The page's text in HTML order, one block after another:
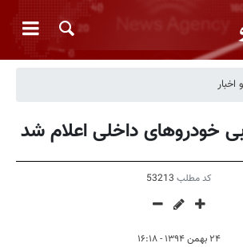
اخبار
خودروهای داخلی اعلام شد
کد مطلب 53213
۲۴ بهمن ۱۳۹۴ - ۱۶:۱۸